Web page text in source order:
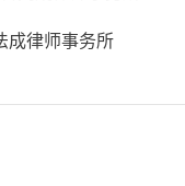
师事务所